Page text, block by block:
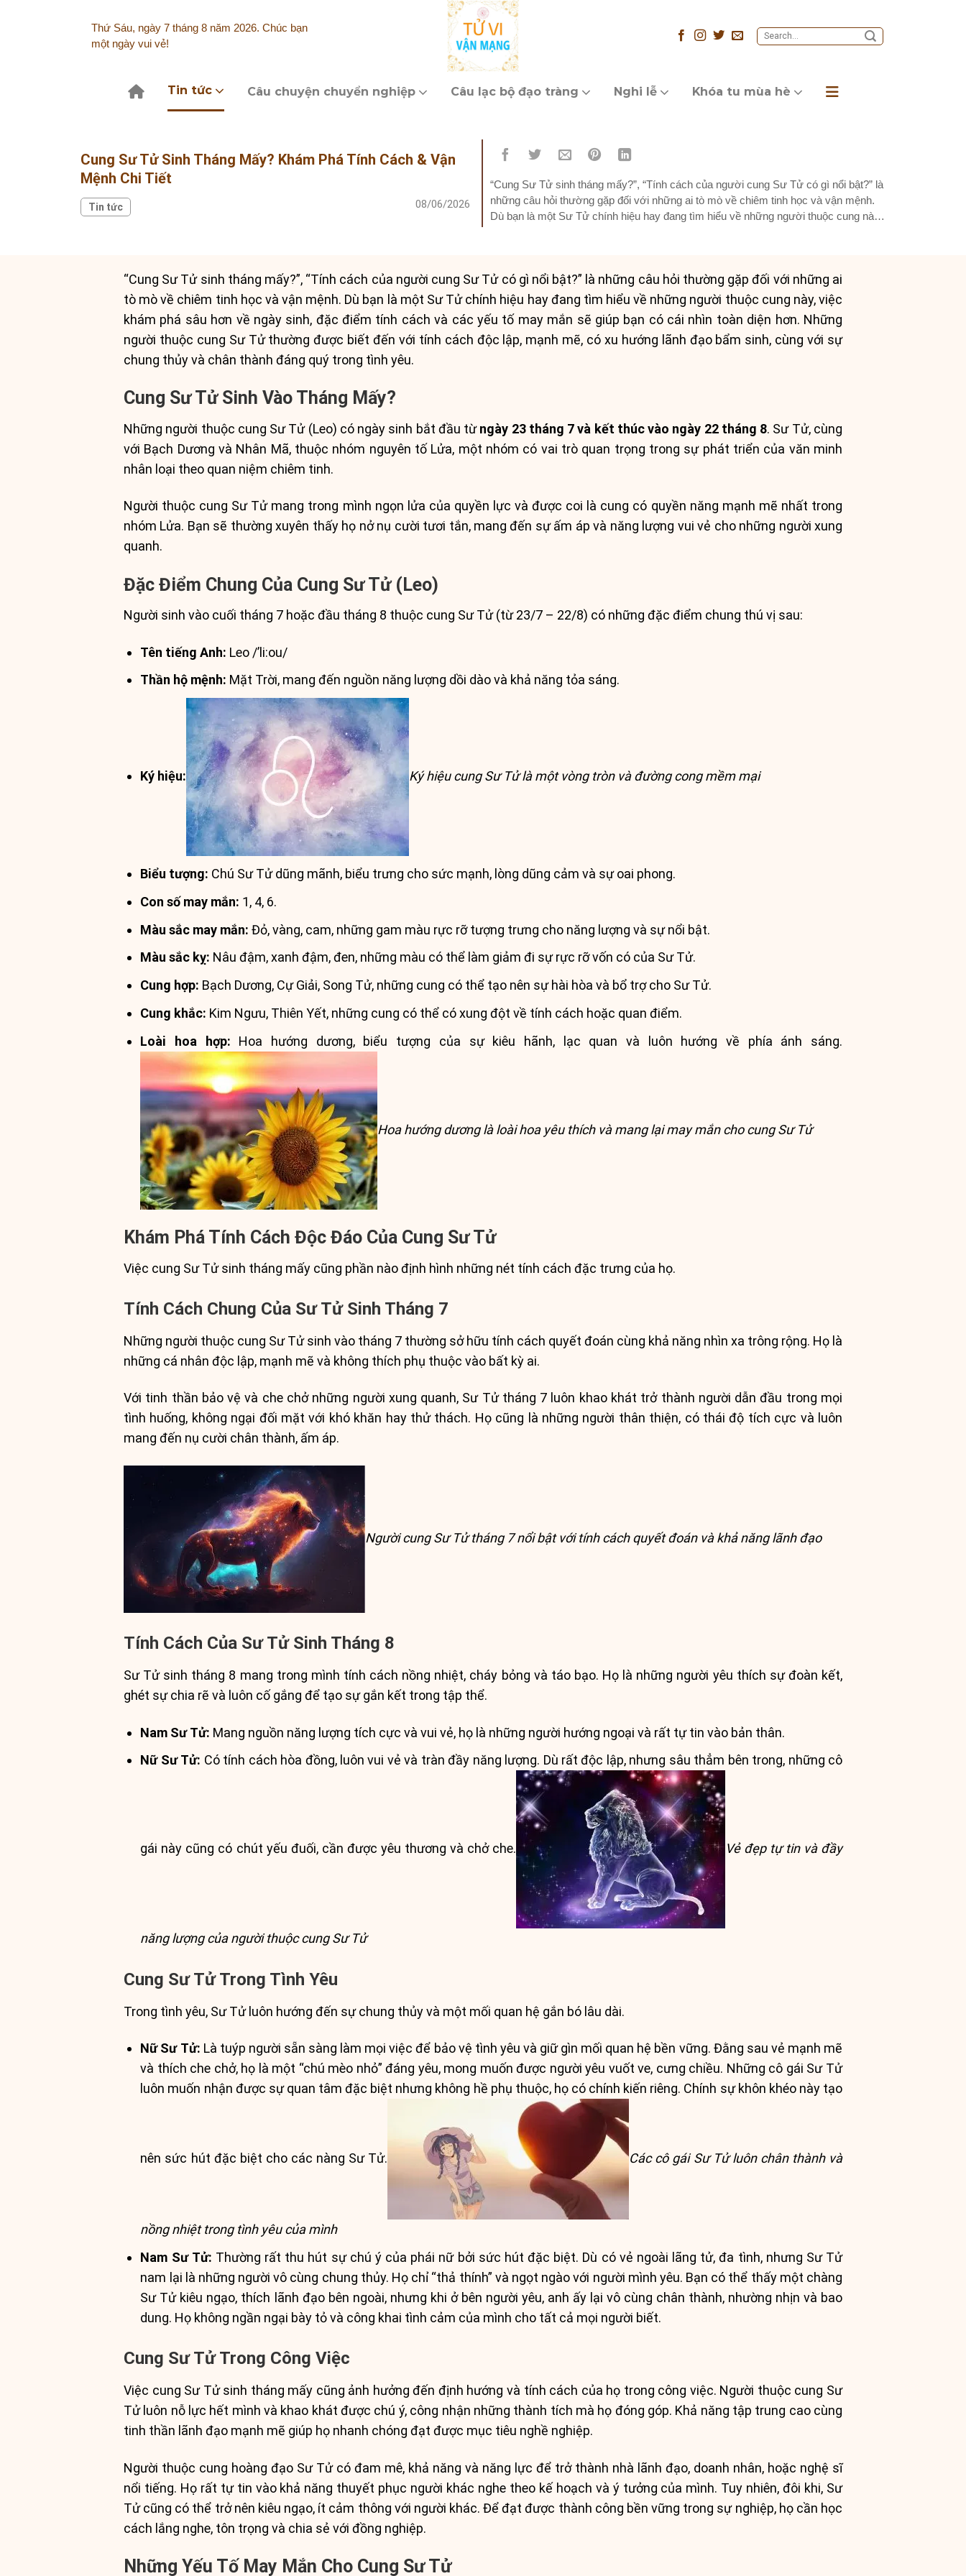
Thứ Sáu, ngày 7 tháng 8 năm 2026. Chúc bạn
một ngày vui vẻ!
Tin tức Câu chuyện chuyển nghiệp Câu lạc bộ đạo tràng Nghi lễ Khóa tu mùa hè
Cung Sư Tử Sinh Tháng Mấy? Khám Phá Tính Cách & Vận
Mệnh Chi Tiết
Tin tức 08/06/2026
“Cung Sư Tử sinh tháng mấy?”, “Tính cách của người cung Sư Tử có gì nổi bật?” là
những câu hỏi thường gặp đối với những ai tò mò về chiêm tinh học và vận mệnh.
Dù bạn là một Sư Tử chính hiệu hay đang tìm hiểu về những người thuộc cung này,
“Cung Sư Tử sinh tháng mấy?”, “Tính cách của người cung Sư Tử có gì nổi bật?” là những câu hỏi thường gặp đối với những ai
tò mò về chiêm tinh học và vận mệnh. Dù bạn là một Sư Tử chính hiệu hay đang tìm hiểu về những người thuộc cung này, việc
khám phá sâu hơn về ngày sinh, đặc điểm tính cách và các yếu tố may mắn sẽ giúp bạn có cái nhìn toàn diện hơn. Những
người thuộc cung Sư Tử thường được biết đến với tính cách độc lập, mạnh mẽ, có xu hướng lãnh đạo bẩm sinh, cùng với sự
chung thủy và chân thành đáng quý trong tình yêu.
Cung Sư Tử Sinh Vào Tháng Mấy?
Những người thuộc cung Sư Tử (Leo) có ngày sinh bắt đầu từngày 23 tháng 7 và kết thúc vào ngày 22 tháng 8. Sư Tử, cùng
với Bạch Dương và Nhân Mã, thuộc nhóm nguyên tố Lửa, một nhóm có vai trò quan trọng trong sự phát triển của văn minh
nhân loại theo quan niệm chiêm tinh.
Người thuộc cung Sư Tử mang trong mình ngọn lửa của quyền lực và được coi là cung có quyền năng mạnh mẽ nhất trong
nhóm Lửa. Bạn sẽ thường xuyên thấy họ nở nụ cười tươi tắn, mang đến sự ấm áp và năng lượng vui vẻ cho những người xung
quanh.
Đặc Điểm Chung Của Cung Sư Tử (Leo)
Người sinh vào cuối tháng 7 hoặc đầu tháng 8 thuộc cung Sư Tử (từ 23/7 – 22/8) có những đặc điểm chung thú vị sau:
Tên tiếng Anh: Leo /’li:ou/
Thần hộ mệnh: Mặt Trời, mang đến nguồn năng lượng dồi dào và khả năng tỏa sáng.
Ký hiệu: Ký hiệu cung Sư Tử là một vòng tròn và đường cong mềm mại
Biểu tượng: Chú Sư Tử dũng mãnh, biểu trưng cho sức mạnh, lòng dũng cảm và sự oai phong.
Con số may mắn: 1, 4, 6.
Màu sắc may mắn: Đỏ, vàng, cam, những gam màu rực rỡ tượng trưng cho năng lượng và sự nổi bật.
Màu sắc kỵ: Nâu đậm, xanh đậm, đen, những màu có thể làm giảm đi sự rực rỡ vốn có của Sư Tử.
Cung hợp: Bạch Dương, Cự Giải, Song Tử, những cung có thể tạo nên sự hài hòa và bổ trợ cho Sư Tử.
Cung khắc: Kim Ngưu, Thiên Yết, những cung có thể có xung đột về tính cách hoặc quan điểm.
Loài hoa hợp: Hoa hướng dương, biểu tượng của sự kiêu hãnh, lạc quan và luôn hướng về phía ánh sáng.
Hoa hướng dương là loài hoa yêu thích và mang lại may mắn cho cung Sư Tử
Khám Phá Tính Cách Độc Đáo Của Cung Sư Tử
Việc cung Sư Tử sinh tháng mấy cũng phần nào định hình những nét tính cách đặc trưng của họ.
Tính Cách Chung Của Sư Tử Sinh Tháng 7
Những người thuộc cung Sư Tử sinh vào tháng 7 thường sở hữu tính cách quyết đoán cùng khả năng nhìn xa trông rộng. Họ là
những cá nhân độc lập, mạnh mẽ và không thích phụ thuộc vào bất kỳ ai.
Với tinh thần bảo vệ và che chở những người xung quanh, Sư Tử tháng 7 luôn khao khát trở thành người dẫn đầu trong mọi
tình huống, không ngại đối mặt với khó khăn hay thử thách. Họ cũng là những người thân thiện, có thái độ tích cực và luôn
mang đến nụ cười chân thành, ấm áp.
Người cung Sư Tử tháng 7 nổi bật với tính cách quyết đoán và khả năng lãnh đạo
Tính Cách Của Sư Tử Sinh Tháng 8
Sư Tử sinh tháng 8 mang trong mình tính cách nồng nhiệt, cháy bỏng và táo bạo. Họ là những người yêu thích sự đoàn kết,
ghét sự chia rẽ và luôn cố gắng để tạo sự gắn kết trong tập thể.
Nam Sư Tử: Mang nguồn năng lượng tích cực và vui vẻ, họ là những người hướng ngoại và rất tự tin vào bản thân.
Nữ Sư Tử: Có tính cách hòa đồng, luôn vui vẻ và tràn đầy năng lượng. Dù rất độc lập, nhưng sâu thẳm bên trong, những cô
gái này cũng có chút yếu đuối, cần được yêu thương và chở che. Vẻ đẹp tự tin và đầy
năng lượng của người thuộc cung Sư Tử
Cung Sư Tử Trong Tình Yêu
Trong tình yêu, Sư Tử luôn hướng đến sự chung thủy và một mối quan hệ gắn bó lâu dài.
Nữ Sư Tử: Là tuýp người sẵn sàng làm mọi việc để bảo vệ tình yêu và giữ gìn mối quan hệ bền vững. Đằng sau vẻ mạnh mẽ
và thích che chở, họ là một “chú mèo nhỏ” đáng yêu, mong muốn được người yêu vuốt ve, cưng chiều. Những cô gái Sư Tử
luôn muốn nhận được sự quan tâm đặc biệt nhưng không hề phụ thuộc, họ có chính kiến riêng. Chính sự khôn khéo này tạo
nên sức hút đặc biệt cho các nàng Sư Tử. Các cô gái Sư Tử luôn chân thành và
nồng nhiệt trong tình yêu của mình
Nam Sư Tử: Thường rất thu hút sự chú ý của phái nữ bởi sức hút đặc biệt. Dù có vẻ ngoài lãng tử, đa tình, nhưng Sư Tử
nam lại là những người vô cùng chung thủy. Họ chỉ “thả thính” và ngọt ngào với người mình yêu. Bạn có thể thấy một chàng
Sư Tử kiêu ngạo, thích lãnh đạo bên ngoài, nhưng khi ở bên người yêu, anh ấy lại vô cùng chân thành, nhường nhịn và bao
dung. Họ không ngần ngại bày tỏ và công khai tình cảm của mình cho tất cả mọi người biết.
Cung Sư Tử Trong Công Việc
Việc cung Sư Tử sinh tháng mấy cũng ảnh hưởng đến định hướng và tính cách của họ trong công việc. Người thuộc cung Sư
Tử luôn nỗ lực hết mình và khao khát được chú ý, công nhận những thành tích mà họ đóng góp. Khả năng tập trung cao cùng
tinh thần lãnh đạo mạnh mẽ giúp họ nhanh chóng đạt được mục tiêu nghề nghiệp.
Người thuộc cung hoàng đạo Sư Tử có đam mê, khả năng và năng lực để trở thành nhà lãnh đạo, doanh nhân, hoặc nghệ sĩ
nổi tiếng. Họ rất tự tin vào khả năng thuyết phục người khác nghe theo kế hoạch và ý tưởng của mình. Tuy nhiên, đôi khi, Sư
Tử cũng có thể trở nên kiêu ngạo, ít cảm thông với người khác. Để đạt được thành công bền vững trong sự nghiệp, họ cần học
cách lắng nghe, tôn trọng và chia sẻ với đồng nghiệp.
Những Yếu Tố May Mắn Cho Cung Sư Tử